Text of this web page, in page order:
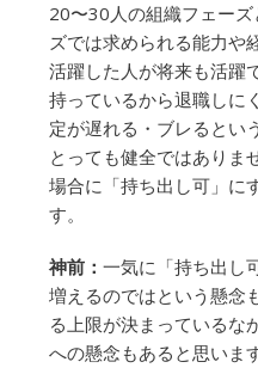
20〜30人の組織フェー
ズでは求められる能力や
活躍した人が将来も活躍
持っているから退職しに
定が遅れる・ブレるとい
とっても健全ではありま
場合に「持ち出し可」に
す。
神前： 一気に「持ち出し
増えるのではという懸念
る上限が決まっているな
への懸念もあると思いま